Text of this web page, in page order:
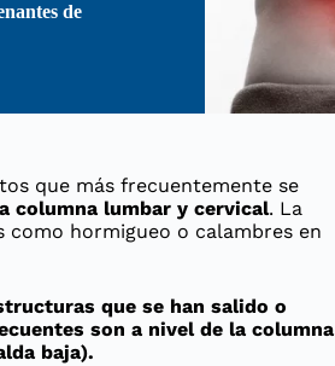
de
que más frecuentemente se
columna lumbar y cervical. La
como hormigueo o calambres en
que se han salido o
son a nivel de la columna
baja).